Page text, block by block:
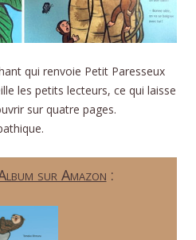
qui renvoie Petit Paresseux
les petits lecteurs, ce qui laisse
sur quatre pages.
sur Amazon :